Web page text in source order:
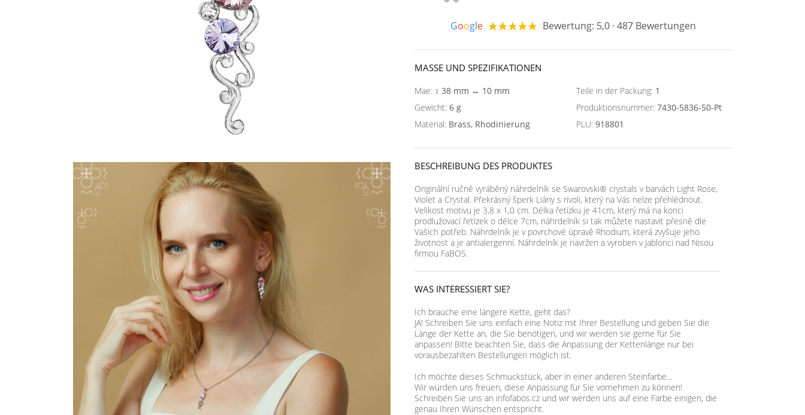
Google Bewertung: 5,0 · 487 Bewertungen
MASSE UND SPEZIFIKATIONEN
Mae: ↕ 38 mm ↔ 10 mm
Gewicht: 6 g
Material: Brass, Rhodinierung
Teile in der Packung: 1
Produktionsnummer: 7430-5836-50-Pt
PLU: 918801
BESCHREIBUNG DES PRODUKTES
Originální ručně vyráběný náhrdelník se Swarovski® crystals v barvách Light Rose,
Violet a Crystal. Překrásný šperk Liány s rivoli, který na Vás nelze přehlédnout.
Velikost motivu je 3,8 x 1,0 cm. Délka řetízku je 41cm, který má na konci
prodlužovací řetízek o délce 7cm, náhrdelník si tak můžete nastavit přesně dle
Vašich potřeb. Náhrdelník je v povrchové úpravě Rhodium, která zvyšuje jeho
životnost a je antialergenní. Náhrdelník je navržen a vyroben v Jablonci nad Nisou
firmou FaBOS.
WAS INTERESSIERT SIE?
Ich brauche eine längere Kette, geht das?
JA! Schreiben Sie uns einfach eine Notiz mit Ihrer Bestellung und geben Sie die
Länge der Kette an, die Sie benötigen, und wir werden sie gerne für Sie
anpassen! Bitte beachten Sie, dass die Anpassung der Kettenlänge nur bei
vorausbezahlten Bestellungen möglich ist.
Ich möchte dieses Schmuckstück, aber in einer anderen Steinfarbe...
Wir würden uns freuen, diese Anpassung für Sie vornehmen zu können!
Schreiben Sie uns an infofabos.cz und wir werden uns auf eine Farbe einigen, die
genau Ihren Wünschen entspricht.